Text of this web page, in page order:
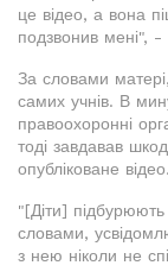
це відео, а вона
подзвонив мені",
За словами
самих учнів. В
правоохоронні
тоді завдавав
опубліковане відео.
"[Діти]
словами,
з нею ніколи не